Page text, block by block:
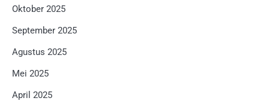
Oktober 2025
September 2025
Agustus 2025
Mei 2025
April 2025